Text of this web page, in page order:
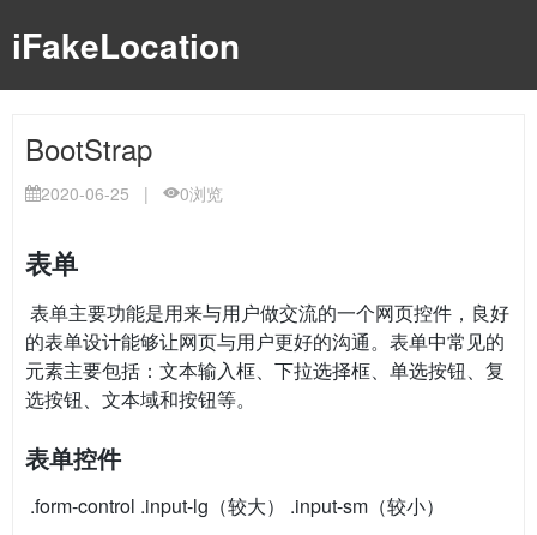
iFakeLocation
BootStrap
2020-06-25 | 0浏览
表单
​ 表单主要功能是用来与用户做交流的一个网页控件，良好
的表单设计能够让网页与用户更好的沟通。表单中常见的
元素主要包括：文本输入框、下拉选择框、单选按钮、复
选按钮、文本域和按钮等。
表单控件
​ .form-control .input-lg（较大） .input-sm（较小）